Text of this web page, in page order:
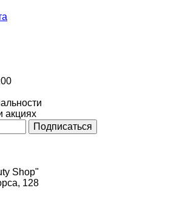
акциях
Подписаться
Shop"
128